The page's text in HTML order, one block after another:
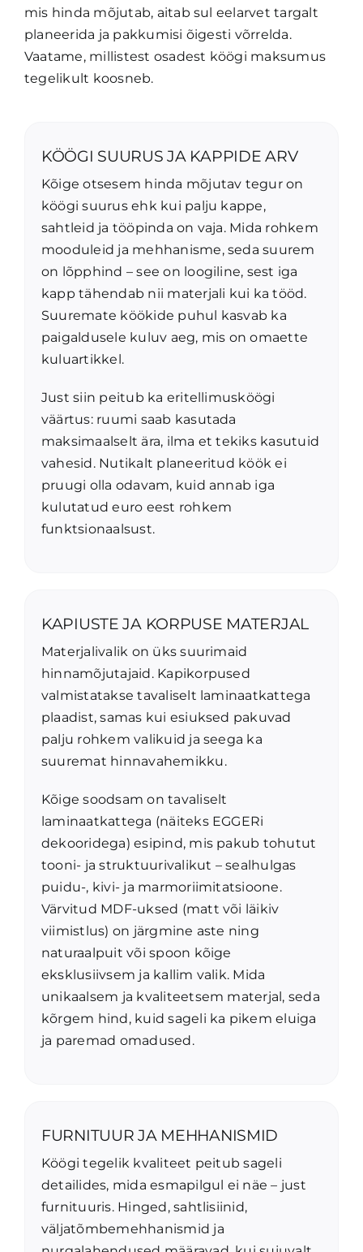
mis hinda mõjutab, aitab sul eelarvet targalt
planeerida ja pakkumisi õigesti võrrelda.
Vaatame, millistest osadest köögi maksumus
tegelikult koosneb.
KÖÖGI SUURUS JA KAPPIDE ARV
Kõige otsesem hinda mõjutav tegur on
köögi suurus ehk kui palju kappe,
sahtleid ja tööpinda on vaja. Mida rohkem
mooduleid ja mehhanisme, seda suurem
on lõpphind – see on loogiline, sest iga
kapp tähendab nii materjali kui ka tööd.
Suuremate köökide puhul kasvab ka
paigaldusele kuluv aeg, mis on omaette
kuluartikkel.
Just siin peitub ka eritellimusköögi
väärtus: ruumi saab kasutada
maksimaalselt ära, ilma et tekiks kasutuid
vahesid. Nutikalt planeeritud köök ei
pruugi olla odavam, kuid annab iga
kulutatud euro eest rohkem
funktsionaalsust.
KAPIUSTE JA KORPUSE MATERJAL
Materjalivalik on üks suurimaid
hinnamõjutajaid. Kapikorpused
valmistatakse tavaliselt laminaatkattega
plaadist, samas kui esiuksed pakuvad
palju rohkem valikuid ja seega ka
suuremat hinnavahemikku.
Kõige soodsam on tavaliselt
laminaatkattega (näiteks EGGERi
dekooridega) esipind, mis pakub tohutut
tooni- ja struktuurivalikut – sealhulgas
puidu-, kivi- ja marmoriimitatsioone.
Värvitud MDF-uksed (matt või läikiv
viimistlus) on järgmine aste ning
naturaalpuit või spoon kõige
eksklusiivsem ja kallim valik. Mida
unikaalsem ja kvaliteetsem materjal, seda
kõrgem hind, kuid sageli ka pikem eluiga
ja paremad omadused.
FURNITUUR JA MEHHANISMID
Köögi tegelik kvaliteet peitub sageli
detailides, mida esmapilgul ei näe – just
furnituuris. Hinged, sahtlisiinid,
väljatõmbemehhanismid ja